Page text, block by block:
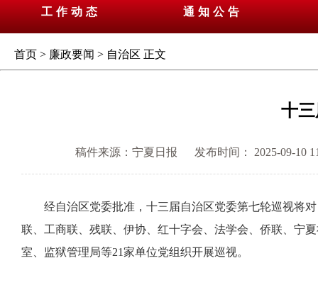
工作动态
通知公告
首页 > 廉政要闻 > 自治区 正文
十
稿件来源：宁夏日报 发布时间： 2025-09-10
经自治区党委批准，十三届自治区党委第七轮巡视将对
联、工商联、残联、伊协、红十字会、法学会、侨联、宁
室、监狱管理局等21家单位党组织开展巡视。